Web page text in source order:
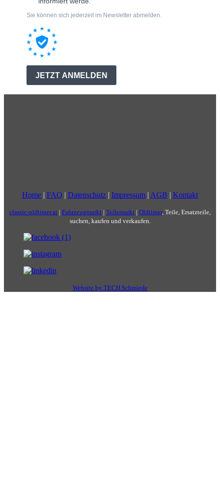
Home | FAQ | Datenschutz | Impressum | AGB | Kontakt
classic-oldtimer.at | Fahrzeugmarkt | Teilemarkt | Oldtimer, Teile, Ersatzteile,
suchen, kaufen und verkaufen.
Website by TECH Schmiede